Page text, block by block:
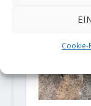
Cookie-